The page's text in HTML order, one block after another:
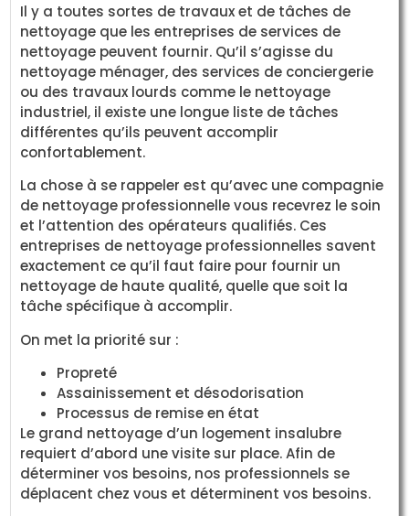
Il y a toutes sortes de travaux et de tâches de
nettoyage que les entreprises de services de
nettoyage peuvent fournir. Qu’il s’agisse du
nettoyage ménager, des services de conciergerie
ou des travaux lourds comme le nettoyage
industriel, il existe une longue liste de tâches
différentes qu’ils peuvent accomplir
confortablement.
La chose à se rappeler est qu’avec une compagnie
de nettoyage professionnelle vous recevrez le soin
et l’attention des opérateurs qualifiés. Ces
entreprises de nettoyage professionnelles savent
exactement ce qu’il faut faire pour fournir un
nettoyage de haute qualité, quelle que soit la
tâche spécifique à accomplir.
On met la priorité sur :
Propreté
Assainissement et désodorisation
Processus de remise en état
Le grand nettoyage d’un logement insalubre
requiert d’abord une visite sur place. Afin de
déterminer vos besoins, nos professionnels se
déplacent chez vous et déterminent vos besoins.